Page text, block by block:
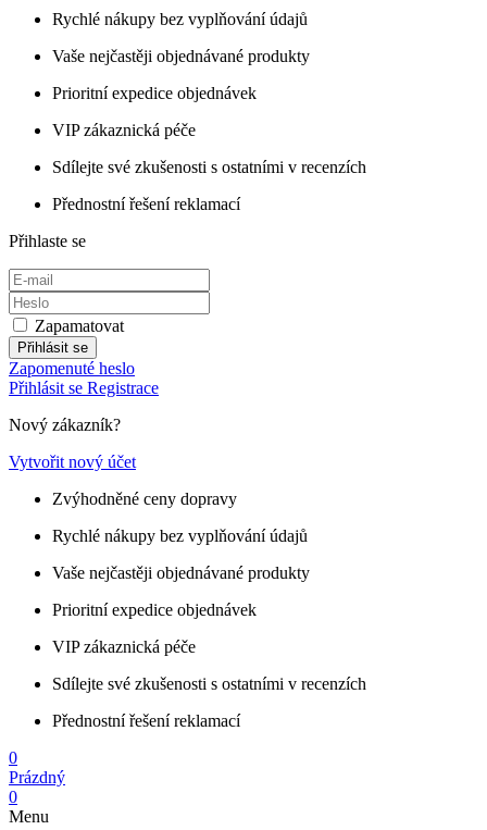
Rychlé nákupy bez vyplňování údajů
Vaše nejčastěji objednávané produkty
Prioritní expedice objednávek
VIP zákaznická péče
Sdílejte své zkušenosti s ostatními v recenzích
Přednostní řešení reklamací
Přihlaste se
Zapamatovat
Přihlásit se
Zapomenuté heslo
Přihlásit se Registrace
Nový zákazník?
Vytvořit nový účet
Zvýhodněné ceny dopravy
Rychlé nákupy bez vyplňování údajů
Vaše nejčastěji objednávané produkty
Prioritní expedice objednávek
VIP zákaznická péče
Sdílejte své zkušenosti s ostatními v recenzích
Přednostní řešení reklamací
0
Prázdný
0
Menu